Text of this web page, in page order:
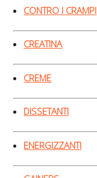
CONTRO I CRAMPI
CREATINA
CREME
DISSETANTI
ENERGIZZANTI